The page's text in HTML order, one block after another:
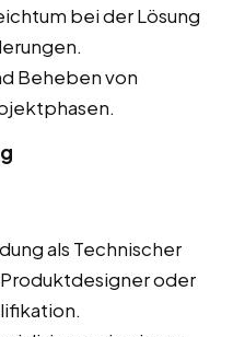
bei der Lösung
Beheben von
als Technischer
oder